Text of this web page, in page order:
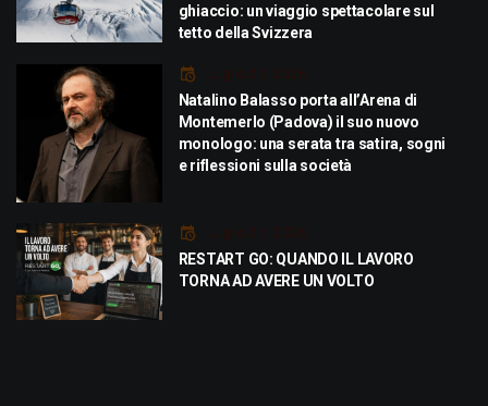
ghiaccio: un viaggio spettacolare sul
tetto della Svizzera
Luglio 21, 2026
Natalino Balasso porta all’Arena di
Montemerlo (Padova) il suo nuovo
monologo: una serata tra satira, sogni
e riflessioni sulla società
Luglio 21, 2026
RESTART GO: QUANDO IL LAVORO
TORNA AD AVERE UN VOLTO